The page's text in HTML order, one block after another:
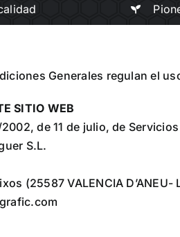
Generales regulan el
SITIO WEB
de 11 de julio, de
S.L.
(25587 VALENCIA D’ANEU-